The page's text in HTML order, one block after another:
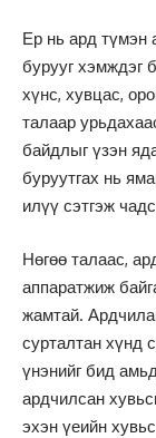
Ер нь ард түмэн
бурууг хэмждэг
хүнс, хувцас,
талаар
байдлыг үзэн
буруутгах нь
илүү сэтгэж
Нөгөө талаас,
аппаратжиж
жамтай.
сурталтан хүнд
үнэнийг бид
ардчилсан
эхэн үеийн